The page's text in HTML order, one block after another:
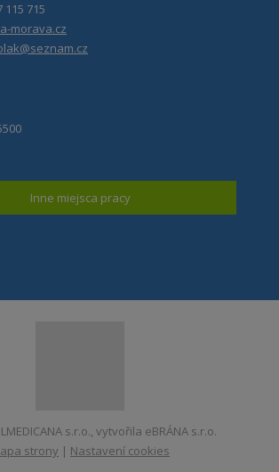
115 715
morava.cz
Inne miejsca pracy
s.r.o., vytvořila eBRÁNA s.r.o.
strony | Nastavení cookies